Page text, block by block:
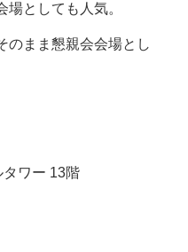
としても人気。
のまま懇親会会場とし
ワー 13階